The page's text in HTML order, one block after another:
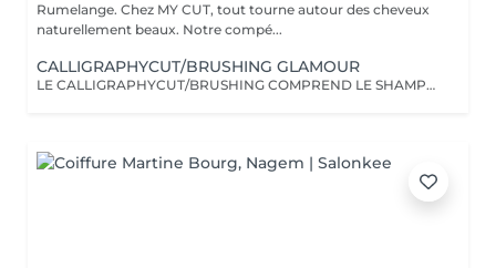
Rumelange. Chez MY CUT, tout tourne autour des cheveux
naturellement beaux. Notre compé...
CALLIGRAPHYCUT/BRUSHING GLAMOUR
LE CALLIGRAPHYCUT/BRUSHING COMPREND LE SHAMPOOING, LE SOIN, LA COUPE LES PRODUITS DE STYLING ET LE BRUSHING WAVY